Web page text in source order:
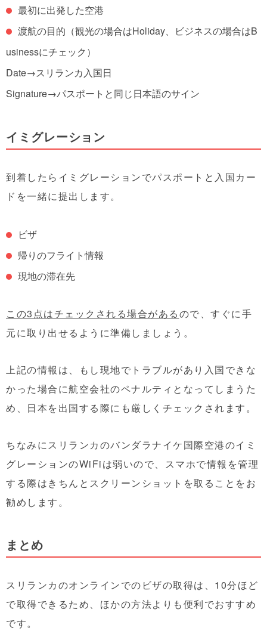
最初に出発した空港
渡航の目的（観光の場合はHoliday、ビジネスの場合はB
usinessにチェック）
Date→スリランカ入国日
Signature→パスポートと同じ日本語のサイン
イミグレーション
到着したらイミグレーションでパスポートと入国カー
ドを一緒に提出します。
ビザ
帰りのフライト情報
現地の滞在先
この3点はチェックされる場合があるので、すぐに手
元に取り出せるように準備しましょう。
上記の情報は、もし現地でトラブルがあり入国できな
かった場合に航空会社のペナルティとなってしまうた
め、日本を出国する際にも厳しくチェックされます。
ちなみにスリランカのバンダラナイケ国際空港のイミ
グレーションのWiFiは弱いので、スマホで情報を管理
する際はきちんとスクリーンショットを取ることをお
勧めします。
まとめ
スリランカのオンラインでのビザの取得は、10分ほど
で取得できるため、ほかの方法よりも便利でおすすめ
です。